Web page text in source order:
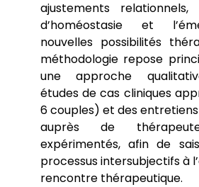
ajustements
d’homéostasie et
nouvelles possibilités
méthodologie repose
une approche
études de cas cliniques
6 couples) et des
auprès de
expérimentés, afin de
processus intersubjectifs à
rencontre thérapeutique.